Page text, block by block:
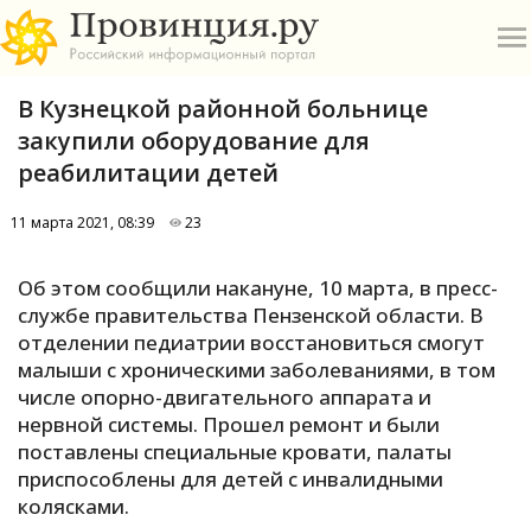
А
Б
В
П
Р
В Кузнецкой районной больнице
закупили оборудование для
реабилитации детей
11 марта 2021, 08:39 23
Об этом сообщили накануне, 10 марта, в пресс-
службе правительства Пензенской области. В
отделении педиатрии восстановиться смогут
малыши с хроническими заболеваниями, в том
числе опорно-двигательного аппарата и
нервной системы. Прошел ремонт и были
поставлены специальные кровати, палаты
приспособлены для детей с инвалидными
колясками.